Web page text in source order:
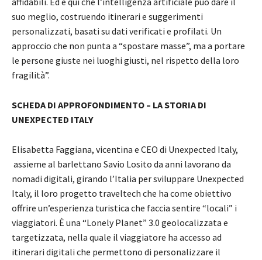
suo meglio, costruendo itinerari e suggerimenti
personalizzati, basati su dati verificati e profilati. Un
approccio che non punta a “spostare masse”, ma a portare
le persone giuste nei luoghi giusti, nel rispetto della loro
fragilità”.
SCHEDA DI APPROFONDIMENTO – LA STORIA DI
UNEXPECTED ITALY
Elisabetta Faggiana, vicentina e CEO di Unexpected Italy,
assieme al barlettano Savio Losito da anni lavorano da
nomadi digitali, girando l’Italia per sviluppare Unexpected
Italy, il loro progetto traveltech che ha come obiettivo
offrire un’esperienza turistica che faccia sentire “locali” i
viaggiatori. È una “Lonely Planet” 3.0 geolocalizzata e
targetizzata, nella quale il viaggiatore ha accesso ad
itinerari digitali che permettono di personalizzare il